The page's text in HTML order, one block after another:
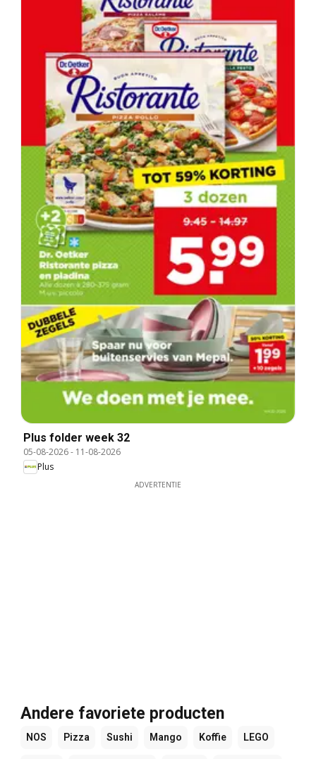
Plus folder week 32
05-08-2026- 11-08-2026
Plus
ADVERTENTIE
Andere favoriete producten
NOS Pizza Sushi Mango Koffie LEGO